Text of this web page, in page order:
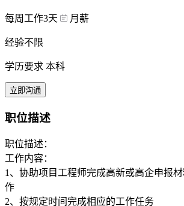
每周工作3天 月薪
经验不限
学历要求 本科
立即沟通
职位描述
职位描述：
工作内容：
1、协助项目工程师完成高新或高企申报
作
2、按规定时间完成相应的工作任务